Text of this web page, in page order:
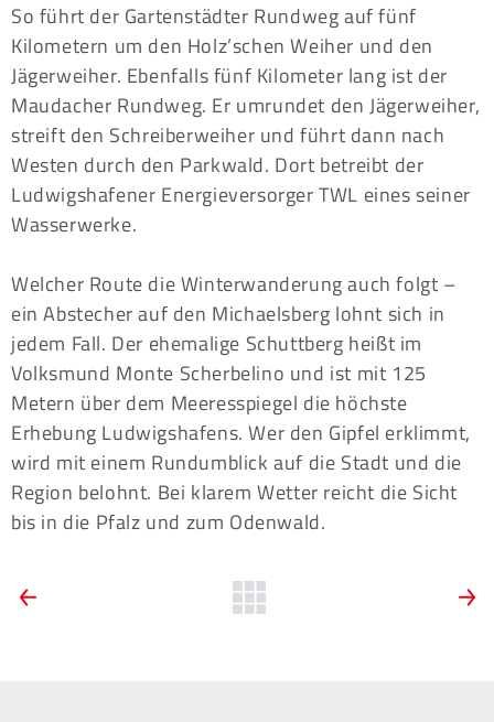
So führt der Gartenstädter Rundweg auf fünf
Kilometern um den Holz’schen Weiher und den
Jägerweiher. Ebenfalls fünf Kilometer lang ist der
Maudacher Rundweg. Er umrundet den Jägerweiher,
streift den Schreiberweiher und führt dann nach
Westen durch den Parkwald. Dort betreibt der
Ludwigshafener Energieversorger TWL eines seiner
Wasserwerke.
Welcher Route die Winterwanderung auch folgt –
ein Abstecher auf den Michaelsberg lohnt sich in
jedem Fall. Der ehemalige Schuttberg heißt im
Volksmund Monte Scherbelino und ist mit 125
Metern über dem Meeresspiegel die höchste
Erhebung Ludwigshafens. Wer den Gipfel erklimmt,
wird mit einem Rundumblick auf die Stadt und die
Region belohnt. Bei klarem Wetter reicht die Sicht
bis in die Pfalz und zum Odenwald.
ARTIKEL-
Zurück